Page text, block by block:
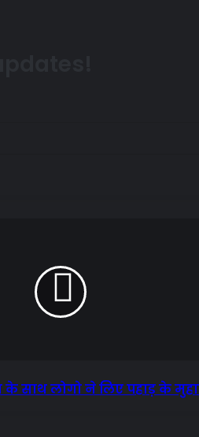
के साथ लोगो ने लिए पहाड़ के